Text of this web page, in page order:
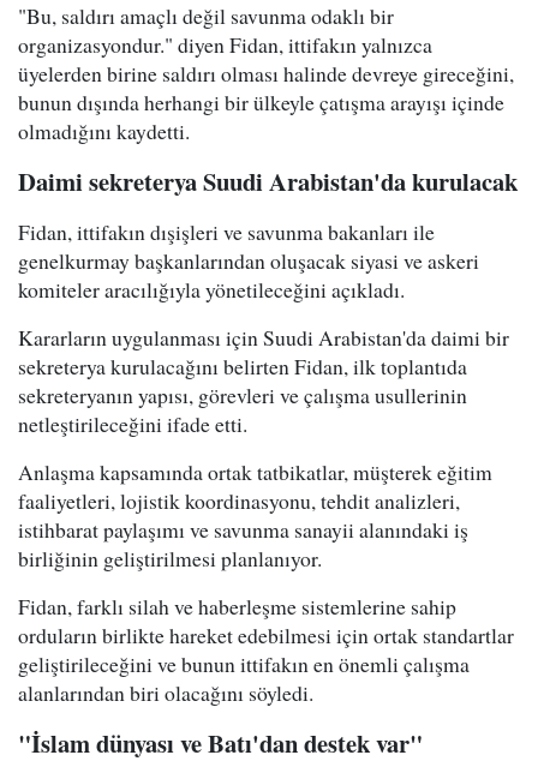
"Bu, saldırı amaçlı değil savunma odaklı bir
organizasyondur." diyen Fidan, ittifakın yalnızca
üyelerden birine saldırı olması halinde devreye gireceğini,
bunun dışında herhangi bir ülkeyle çatışma arayışı içinde
olmadığını kaydetti.
Daimi sekreterya Suudi Arabistan'da kurulacak
Fidan, ittifakın dışişleri ve savunma bakanları ile
genelkurmay başkanlarından oluşacak siyasi ve askeri
komiteler aracılığıyla yönetileceğini açıkladı.
Kararların uygulanması için Suudi Arabistan'da daimi bir
sekreterya kurulacağını belirten Fidan, ilk toplantıda
sekreteryanın yapısı, görevleri ve çalışma usullerinin
netleştirileceğini ifade etti.
Anlaşma kapsamında ortak tatbikatlar, müşterek eğitim
faaliyetleri, lojistik koordinasyonu, tehdit analizleri,
istihbarat paylaşımı ve savunma sanayii alanındaki iş
birliğinin geliştirilmesi planlanıyor.
Fidan, farklı silah ve haberleşme sistemlerine sahip
orduların birlikte hareket edebilmesi için ortak standartlar
geliştirileceğini ve bunun ittifakın en önemli çalışma
alanlarından biri olacağını söyledi.
"İslam dünyası ve Batı'dan destek var"